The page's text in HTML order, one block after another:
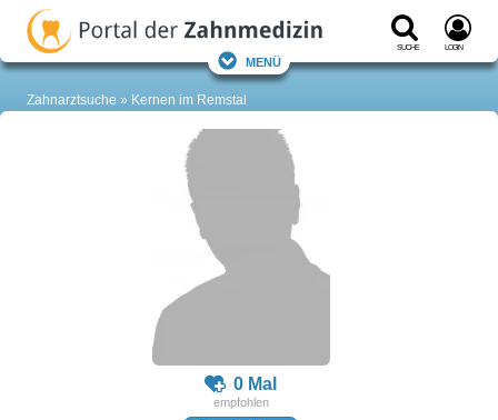
Suche Login
Menü
Zahnarztsuche Kernen im Remstal
0 Mal